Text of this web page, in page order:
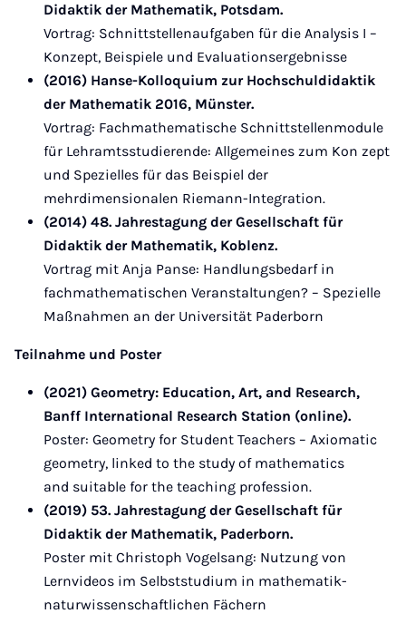
Didaktik der Mathematik, Potsdam.
Vortrag: Schnittstellenaufgaben für die Analysis I –
Konzept, Beispiele und Evaluationsergebnisse
(2016) Hanse-Kolloquium zur Hochschuldidaktik
der Mathematik 2016, Münster.
Vortrag: Fachmathematische Schnittstellenmodule
für Lehramtsstudierende: Allgemeines zum Kon zept
und Spezielles für das Beispiel der
mehrdimensionalen Riemann-Integration.
(2014) 48. Jahrestagung der Gesellschaft für
Didaktik der Mathematik, Koblenz.
Vortrag mit Anja Panse: Handlungsbedarf in
fachmathematischen Veranstaltungen? – Spezielle
Maßnahmen an der Universität Paderborn
Teilnahme und Poster
(2021) Geometry: Education, Art, and Research,
Banff International Research Station (online).
Poster: Geometry for Student Teachers – Axiomatic
geometry, linked to the study of mathematics
and suitable for the teaching profession.
(2019) 53. Jahrestagung der Gesellschaft für
Didaktik der Mathematik, Paderborn.
Poster mit Christoph Vogelsang: Nutzung von
Lernvideos im Selbststudium in mathematik-
naturwissenschaftlichen Fächern